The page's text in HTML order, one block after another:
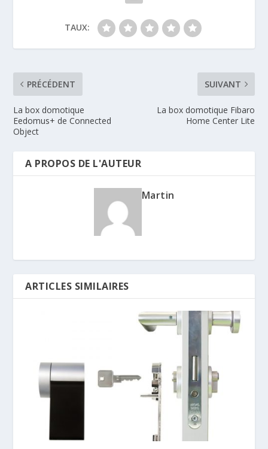
TAUX:
PRÉCÉDENT
La box domotique
Eedomus+ de Connected
Object
SUIVANT
La box domotique Fibaro
Home Center Lite
A PROPOS DE L'AUTEUR
Martin
ARTICLES SIMILAIRES